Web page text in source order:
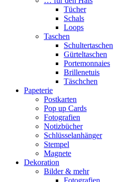
Tücher
Schals
Loops
Taschen
Schultertaschen
Gürteltaschen
Portemonnaies
Brillenetuis
Täschchen
Papeterie
Postkarten
Pop up Cards
Fotografien
Notizbücher
Schlüsselanhänger
Stempel
Magnete
Dekoration
Bilder & mehr
Fotografien